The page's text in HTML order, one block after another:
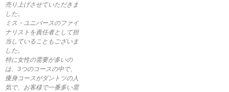
売り上げさせていただきま
した。
ミス・ユニバースのファイ
ナリストを責任者として担
当していることもございま
した。
特に女性の需要が多いの
は、3つのコースの中で、
痩身コースがダントツの人
気で、お客様で一番多い需